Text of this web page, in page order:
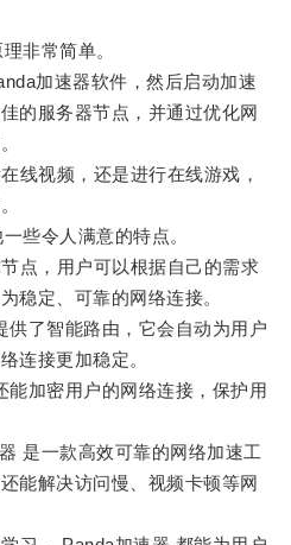
非常简单。
加速器软件，然后启动加速
的服务器节点，并通过优化网
视频，还是进行在线游戏，
令人满意的特点。
，用户可以根据自己的需求
稳定、可靠的网络连接。
了智能路由，它会自动为用户
连接更加稳定。
加密用户的网络连接，保护用
一款高效可靠的网络加速工
能解决访问慢、视频卡顿等网